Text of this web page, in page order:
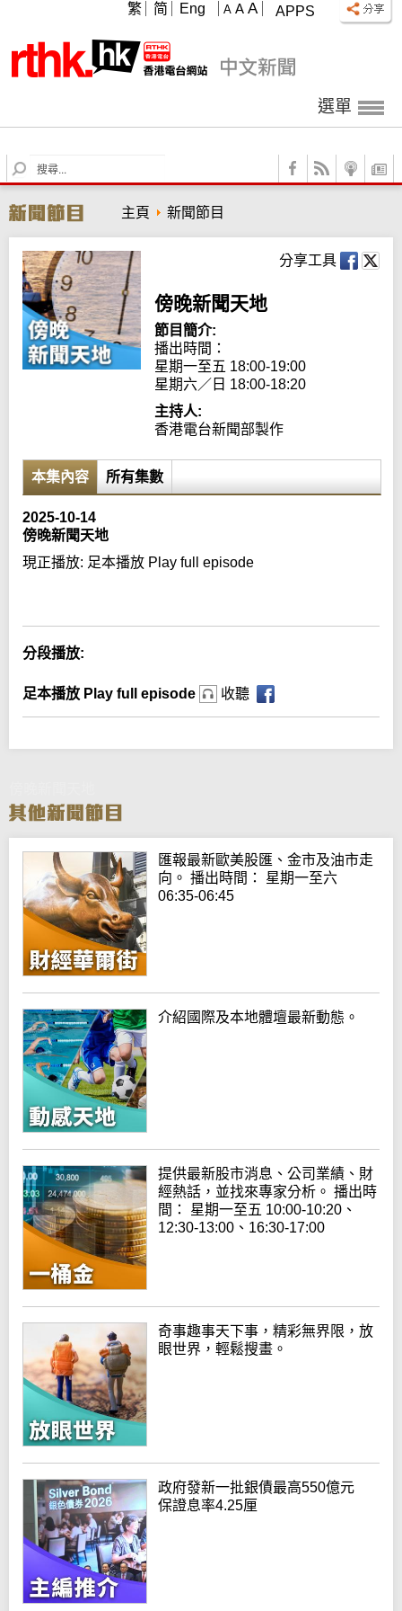
APPS
A A A
繁 简 Eng
選單
S
e
r
c
h
主頁 新聞節目
分享工具
傍晚新聞天地
節目簡介:
播出時間：
星期一至五 18:00-19:00
星期六／日 18:00-18:20
主持人:
香港電台新聞部製作
本集內容 所有集數
2025-10-14
傍晚新聞天地
現正播放: 足本播放 Play full episode
分段播放:
足本播放 Play full episode 收聽
匯報最新歐美股匯、金市及油市走
向。 播出時間： 星期一至六
06:35-06:45
介紹國際及本地體壇最新動態。
提供最新股市消息、公司業績、財
經熱話，並找來專家分析。 播出時
間： 星期一至五 10:00-10:20、
12:30-13:00、16:30-17:00
奇事趣事天下事，精彩無界限，放
眼世界，輕鬆搜畫。
政府發新一批銀債最高550億元
保證息率4.25厘